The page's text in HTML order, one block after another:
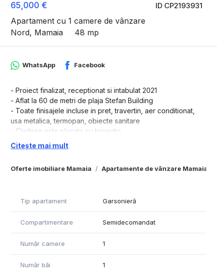
ID CP2193931
65,000 €
Apartament cu 1 camere de vânzare
Nord, Mamaia
48 mp
Oferte imobiliare Mamaia Apartamente de vânzare Mamaia
WhatsApp Facebook
- Proiect finalizat, receptionat si intabulat 2021
- Aflat la 60 de metri de plaja Stefan Building
- Toate finisajele incluse in pret, travertin, aer conditionat,
usa metalica, termopan, obiecte sanitare
- Cladirea este placata cu travertin
- Cladirea beneficiaza de lift
- Proiectul beneficiaza de locuri de parcare pentru fiecare
- Fara taxa de complex
Citește mai mult
Tip apartament Garsonieră
Compartimentare Semidecomandat
Număr camere 1
Număr băi 1